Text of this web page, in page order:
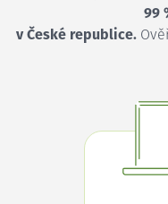
99
v České republice.